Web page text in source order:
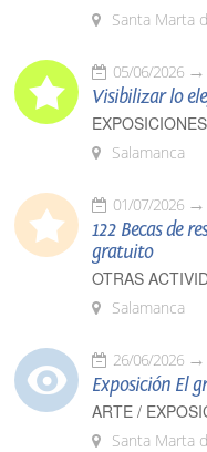
Santa Marta
05/06/2026
Visibilizar lo
EXPOSICIONES
Salamanca
01/07/2026
122 Becas de
gratuito
OTRAS
Salamanca
26/06/2026
Exposición El
ARTE /
Santa Marta